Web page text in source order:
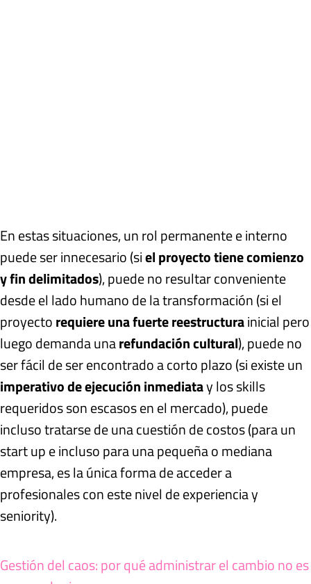
En estas situaciones, un rol permanente e interno
puede ser innecesario (siel proyecto tiene comienzo
y fin delimitados), puede no resultar conveniente
desde el lado humano de la transformación (si el
proyectorequiere una fuerte reestructurainicial pero
luego demanda unarefundación cultural), puede no
ser fácil de ser encontrado a corto plazo (si existe un
imperativo de ejecución inmediatay los skills
requeridos son escasos en el mercado), puede
incluso tratarse de una cuestión de costos (para un
start up e incluso para una pequeña o mediana
empresa, es la única forma de acceder a
profesionales con este nivel de experiencia y
seniority).
Gestión del caos: por qué administrar el cambio no es